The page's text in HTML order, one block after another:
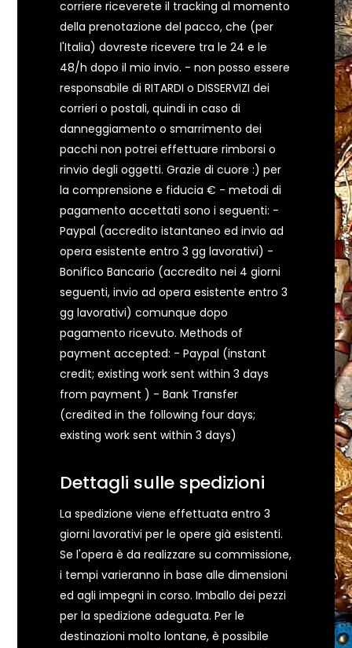
corriere riceverete il tracking al momento
della prenotazione del pacco, che (per
l'Italia) dovreste ricevere tra le 24 e le
48/h dopo il mio invio. - non posso essere
responsabile di RITARDI o DISSERVIZI dei
corrieri o postali, quindi in caso di
danneggiamento o smarrimento dei
pacchi non potrei effettuare rimborsi o
rinvio degli oggetti. Grazie di cuore :) per
la comprensione e fiducia € - metodi di
pagamento accettati sono i seguenti: -
Paypal (accredito istantaneo ed invio ad
opera esistente entro 3 gg lavorativi) -
Bonifico Bancario (accredito nei 4 giorni
seguenti, invio ad opera esistente entro 3
gg lavorativi) comunque dopo
pagamento ricevuto. Methods of
payment accepted: - Paypal (instant
credit; existing work sent within 3 days
from payment ) - Bank Transfer
(credited in the following four days;
existing work sent within 3 days)
Dettagli sulle spedizioni
La spedizione viene effettuata entro 3
giorni lavorativi per le opere già esistenti.
Se l'opera è da realizzare su commissione,
i tempi varieranno in base alle dimensioni
ed agli impegni in corso. Imballo dei pezzi
per la spedizione adeguata. Per le
destinazioni molto lontane, è possibile